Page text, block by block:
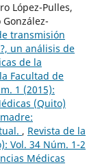
López-Pulles,
transmisión
un análisis de
de la
Facultad de
1 (2015):
(Quito)
, Revista de la
Vol. 34 Núm. 1-2
Médicas